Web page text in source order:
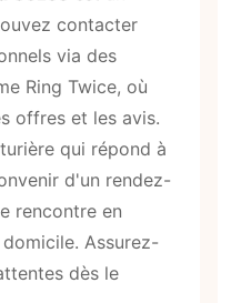
contacter
via des
Ring Twice, où
offres et les avis.
qui répond à
d'un rendez-
rencontre en
Assurez-
dès le